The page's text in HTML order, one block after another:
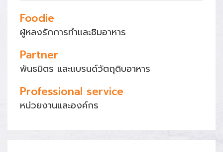
Foodie
ผู้หลงรักการทำและชิมอาหาร
Partner
พันธมิตร และแบรนด์วัตถุดิบอาหาร
Professional service
หน่วยงานและองค์กร